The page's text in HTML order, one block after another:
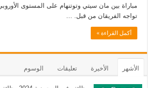
مباراة بين مان سيتي وتوتنهام على المستوى
تواجه الفريقان من قبل. …
أكمل القراءة »
الأشهر الأخيرة تعليقات الوسوم